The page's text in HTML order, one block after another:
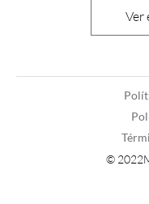
Ver
©